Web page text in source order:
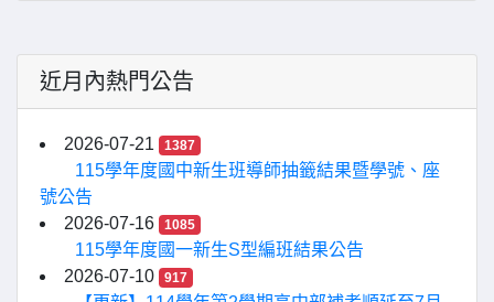
近月內熱門公告
2026-07-21 1387
115學年度國中新生班導師抽籤結果暨學號、座
號公告
2026-07-16
1085
115學年度國一新生S型編班結果公告
2026-07-10
917